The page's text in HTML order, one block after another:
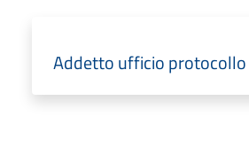
Addetto ufficio protocollo